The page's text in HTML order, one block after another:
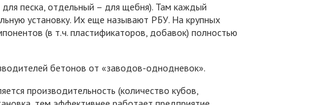
песка, отдельный – для щебня). Там каждый
установку. Их еще называют РБУ. На крупных
(в т.ч. пластификаторов, добавок) полностью
бетонов от «заводов-однодневок».
производительность (количество кубов,